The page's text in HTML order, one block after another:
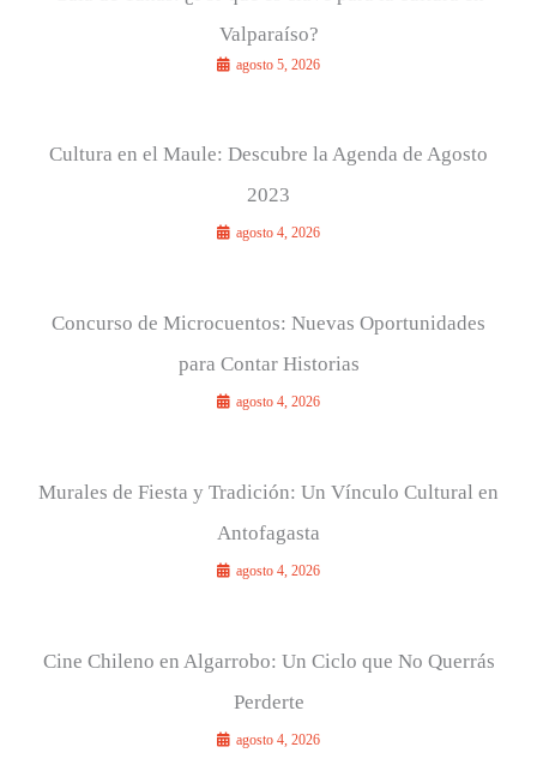
Valparaíso?
agosto 5, 2026
Cultura en el Maule: Descubre la Agenda de Agosto
2023
agosto 4, 2026
Concurso de Microcuentos: Nuevas Oportunidades
para Contar Historias
agosto 4, 2026
Murales de Fiesta y Tradición: Un Vínculo Cultural en
Antofagasta
agosto 4, 2026
Cine Chileno en Algarrobo: Un Ciclo que No Querrás
Perderte
agosto 4, 2026